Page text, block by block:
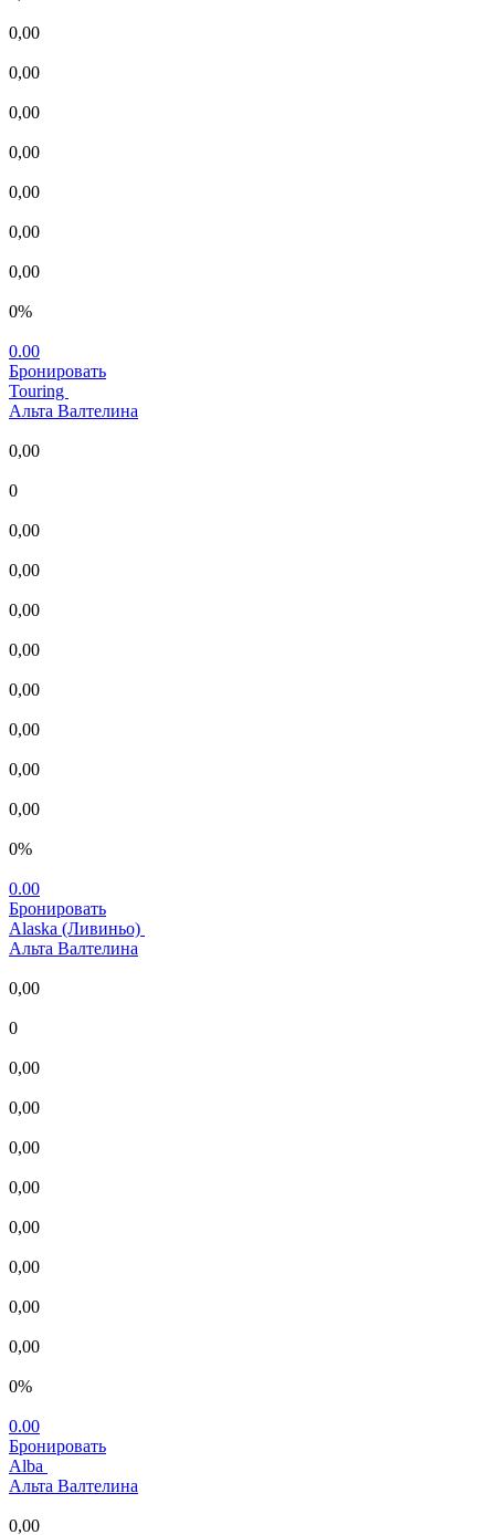
0,00
0,00
0,00
0,00
0,00
0,00
0,00
0%
0.00
Бронировать
Touring
Альта Валтелина
0,00
0
0,00
0,00
0,00
0,00
0,00
0,00
0,00
0,00
0%
0.00
Бронировать
Alaska (Ливиньо)
Альта Валтелина
0,00
0
0,00
0,00
0,00
0,00
0,00
0,00
0,00
0,00
0%
0.00
Бронировать
Alba
Альта Валтелина
0,00